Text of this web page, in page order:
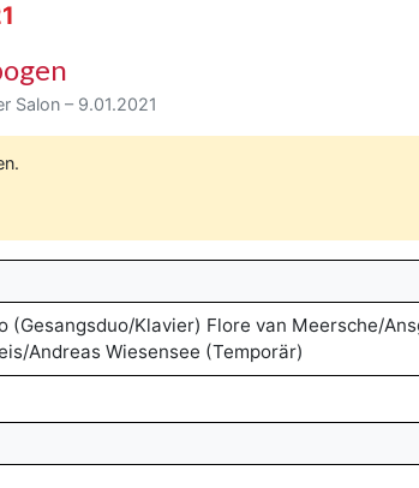
Salon – 9.01.2021
(Gesangsduo/Klavier) Flore van Meersche/
Andreas Wiesensee (Temporär)